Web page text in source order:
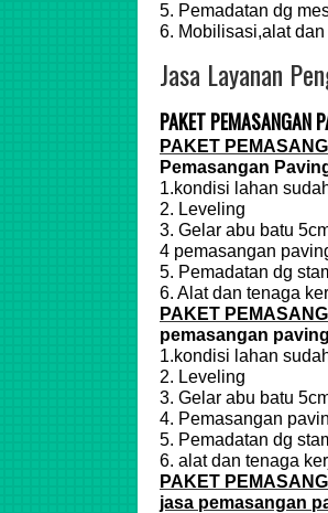
5. Pemadatan dg
6. Mobilisasi,alat
Jasa Layanan
PAKET PEMASANGAN
PAKET
Pemasangan
1.kondisi lahan
2. Leveling
3. Gelar abu batu
4 pemasangan
5. Pemadatan dg
6. Alat dan tenaga
PAKET
pemasangan
1.kondisi lahan
2. Leveling
3. Gelar abu batu
4. Pemasangan
5. Pemadatan dg
6. alat dan tenaga
PAKET
jasa pemasangan